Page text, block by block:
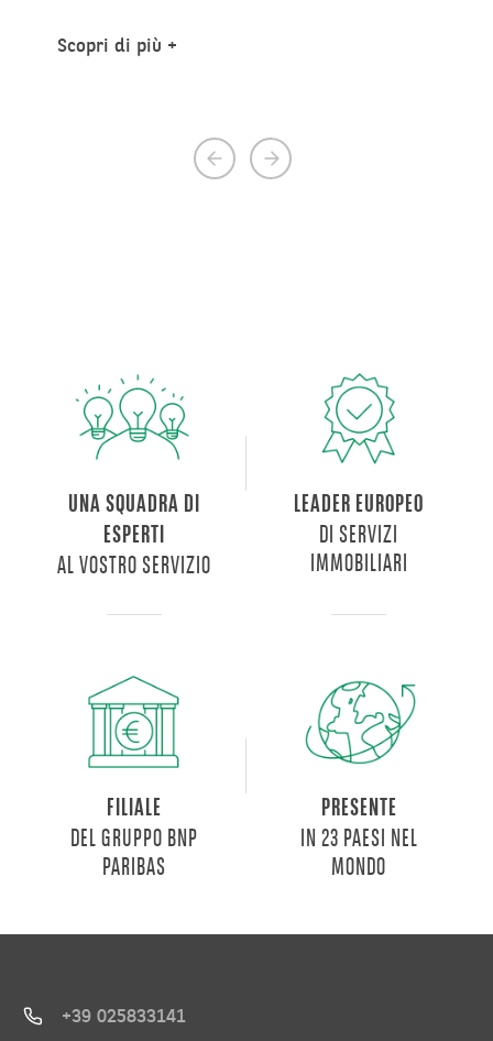
Scopri di più
Previous
Next
UNA SQUADRA DI
ESPERTI
AL VOSTRO SERVIZIO
LEADER EUROPEO
DI SERVIZI
IMMOBILIARI
FILIALE
DEL GRUPPO BNP
PARIBAS
PRESENTE
IN 23 PAESI NEL
MONDO
+39 025833141